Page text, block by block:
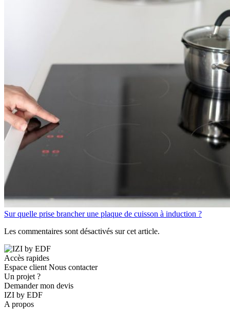
Sur quelle prise brancher une plaque de cuisson à induction ?
Les commentaires sont désactivés sur cet article.
Accès rapides
Espace client Nous contacter
Un projet ?
Demander mon devis
IZI by EDF
A propos